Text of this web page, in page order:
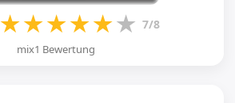
★★★★★★ 7/8
mix1 Bewertung